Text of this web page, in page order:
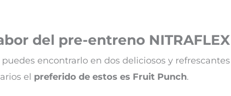
del pre-entreno
encontrarlo en dos deliciosos y
el preferido de estos es Fruit Punch.